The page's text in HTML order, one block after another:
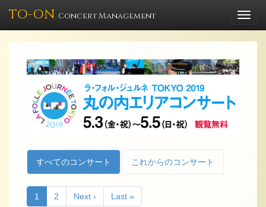
TO-ON Concert Management
すべてのコンサート これからのコンサート
1 2 Next › Last »